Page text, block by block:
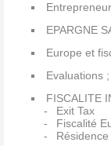
Entrepreneur
EPARGNE
Europe et
Evaluations
FISCALITE
Exit Tax
Fiscalité
Résidence